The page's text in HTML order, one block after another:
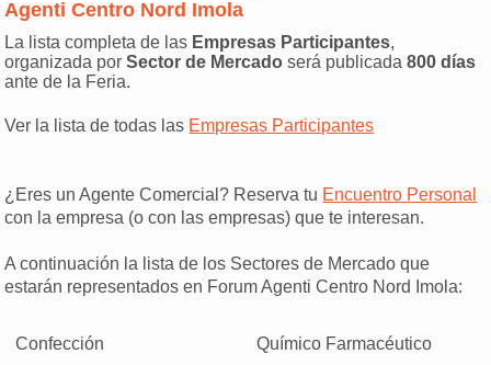
Agenti Centro Nord Imola
La lista completa de las Empresas Participantes,
organizada porSector de Mercadoserá publicada800 días
ante de la Feria.
Ver la lista de todas las Empresas Participantes
¿Eres un Agente Comercial? Reserva tu Encuentro Personal
con la empresa (o con las empresas) que te interesan.
A continuación la lista de los Sectores de Mercado que
estarán representados en Forum Agenti Centro Nord Imola:
Confección Químico Farmacéutico